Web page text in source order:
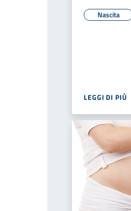
Nascita
LEGGI DI PIÙ